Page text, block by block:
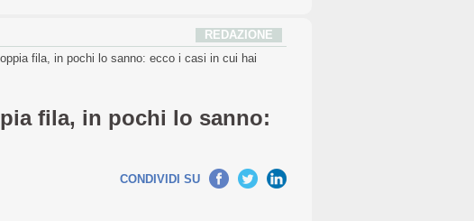
REDAZIONE
fila, in pochi lo sanno: ecco i casi in cui hai
fila, in pochi lo sanno:
CONDIVIDI SU